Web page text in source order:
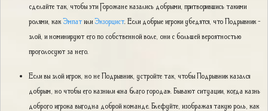
сделайте так, чтобы эти Горожане казались добрыми, притворившись такими
ролями, какЭмпатилиЭкзорцист . Если добрые игроки убедятся, что Подрывник -
злой, и номинируют его по собственной воле, они с большей вероятностью
проголосуют за него.
Если вы злой игрок, но не Подрывник, устройте так, чтобы Подрывник казался
добрым, но чтобы его казнили «на благо города». Бывают ситуации, когда казнь
доброго игрока выгодна доброй команде. Блефуйте, изображая такую роль, как